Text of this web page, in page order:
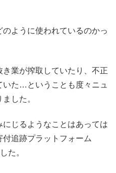
ように使われているのかっ
業が搾取していたり、不正
いた…ということも度々ニュ
した。
じるようなことはあっては
追跡プラットフォーム
た。